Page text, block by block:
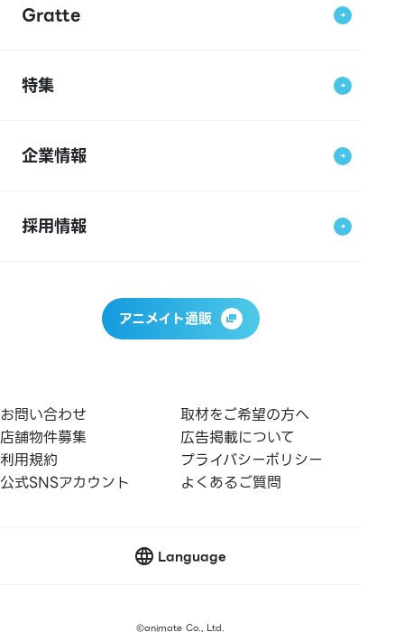
Gratte
特集
企業情報
採用情報
アニメイト通販
お問い合わせ
取材をご希望の方へ
店舗物件募集
広告掲載について
利用規約
プライバシーポリシー
公式SNSアカウント
よくあるご質問
Language
©animate Co., Ltd.